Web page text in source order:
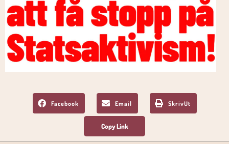
Facebook Email SkrivUt